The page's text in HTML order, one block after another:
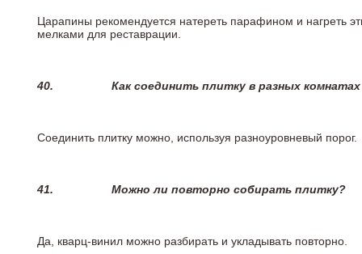
Царапины рекомендуется натереть парафином и нагреть
мелками для реставрации.
40. Как соединить плитку в разных
Соединить плитку можно, используя разноуровневый порог.
41. Можно ли повторно собирать плитку?
Да, кварц-винил можно разбирать и укладывать повторно.